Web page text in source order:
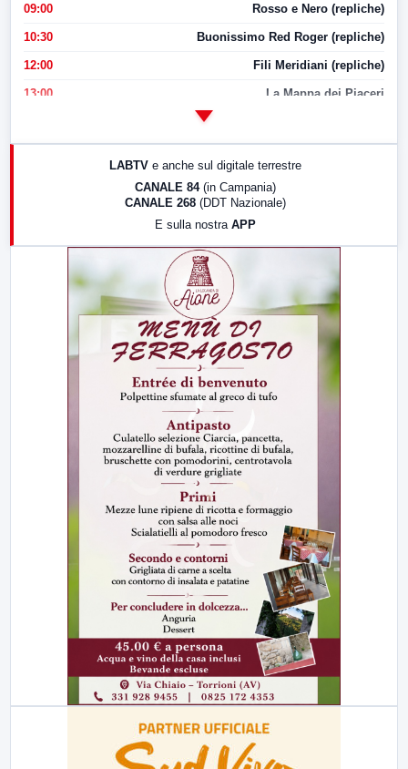
09:00 Rosso e Nero (repliche)
10:30 Buonissimo Red Roger (repliche)
12:00 Fili Meridiani (repliche)
13:00 La Mappa dei Piaceri
17:00 LabNews (replica)
LABTV e anche sul digitale terrestre
CANALE 84 (in Campania)
CANALE 268 (DDT Nazionale)
E sulla nostra APP